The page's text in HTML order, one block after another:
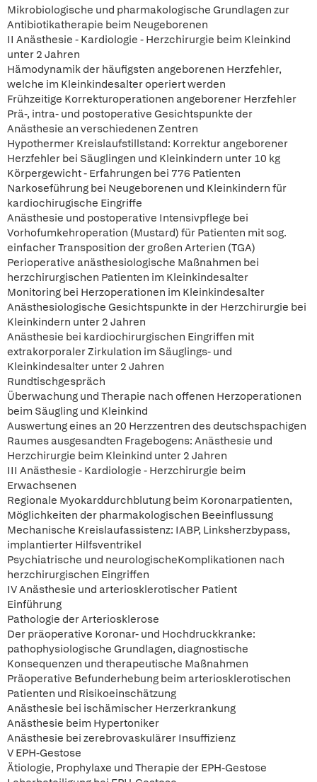
Mikrobiologische und pharmakologische Grundlagen zur
Antibiotikatherapie beim Neugeborenen
II Anästhesie - Kardiologie - Herzchirurgie beim Kleinkind
unter 2 Jahren
Hämodynamik der häufigsten angeborenen Herzfehler,
welche im Kleinkindesalter operiert werden
Frühzeitige Korrekturoperationen angeborener Herzfehler
Prä-, intra- und postoperative Gesichtspunkte der
Anästhesie an verschiedenen Zentren
Hypothermer Kreislaufstillstand: Korrektur angeborener
Herzfehler bei Säuglingen und Kleinkindern unter 10 kg
Körpergewicht - Erfahrungen bei 776 Patienten
Narkoseführung bei Neugeborenen und Kleinkindern für
kardiochirugische Eingriffe
Anästhesie und postoperative Intensivpflege bei
Vorhofumkehroperation (Mustard) für Patienten mit sog.
einfacher Transposition der großen Arterien (TGA)
Perioperative anästhesiologische Maßnahmen bei
herzchirurgischen Patienten im Kleinkindesalter
Monitoring bei Herzoperationen im Kleinkindesalter
Anästhesiologische Gesichtspunkte in der Herzchirurgie bei
Kleinkindern unter 2 Jahren
Anästhesie bei kardiochirurgischen Eingriffen mit
extrakorporaler Zirkulation im Säuglings- und
Kleinkindesalter unter 2 Jahren
Rundtischgespräch
Überwachung und Therapie nach offenen Herzoperationen
beim Säugling und Kleinkind
Auswertung eines an 20 Herzzentren des deutschspachigen
Raumes ausgesandten Fragebogens: Anästhesie und
Herzchirurgie beim Kleinkind unter 2 Jahren
III Anästhesie - Kardiologie - Herzchirurgie beim
Erwachsenen
Regionale Myokarddurchblutung beim Koronarpatienten,
Möglichkeiten der pharmakologischen Beeinflussung
Mechanische Kreislaufassistenz: IABP, Linksherzbypass,
implantierter Hilfsventrikel
Psychiatrische und neurologischeKomplikationen nach
herzchirurgischen Eingriffen
IV Anästhesie und arteriosklerotischer Patient
Einführung
Pathologie der Arteriosklerose
Der präoperative Koronar- und Hochdruckkranke:
pathophysiologische Grundlagen, diagnostische
Konsequenzen und therapeutische Maßnahmen
Präoperative Befunderhebung beim arteriosklerotischen
Patienten und Risikoeinschätzung
Anästhesie bei ischämischer Herzerkrankung
Anästhesie beim Hypertoniker
Anästhesie bei zerebrovaskulärer Insuffizienz
V EPH-Gestose
Ätiologie, Prophylaxe und Therapie der EPH-Gestose